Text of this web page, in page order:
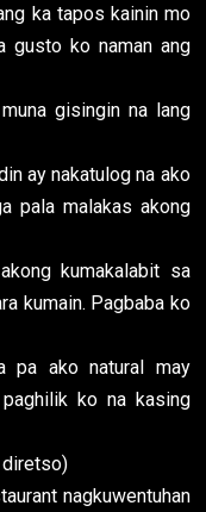
ka tapos kainin mo
gusto ko naman ang
gisingin na lang
ay nakatulog na ako
pala malakas akong
kumakalabit sa
kumain. Pagbaba ko
pa ako natural may
ko na kasing
diretso)
nagkuwentuhan